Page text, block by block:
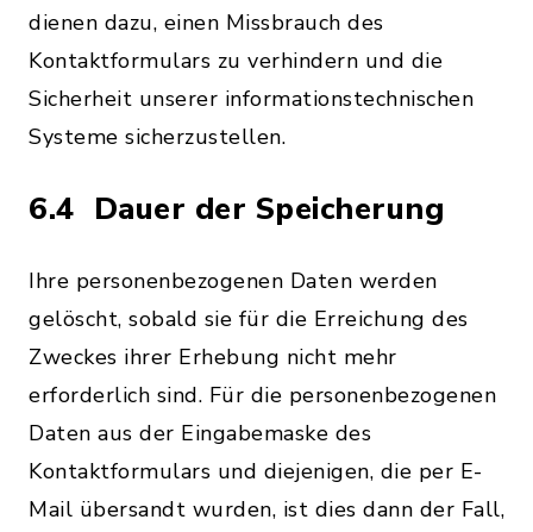
dienen dazu, einen Missbrauch des
Kontaktformulars zu verhindern und die
Sicherheit unserer informationstechnischen
Systeme sicherzustellen.
6.4 Dauer der Speicherung
Ihre personenbezogenen Daten werden
gelöscht, sobald sie für die Erreichung des
Zweckes ihrer Erhebung nicht mehr
erforderlich sind. Für die personenbezogenen
Daten aus der Eingabemaske des
Kontaktformulars und diejenigen, die per E-
Mail übersandt wurden, ist dies dann der Fall,